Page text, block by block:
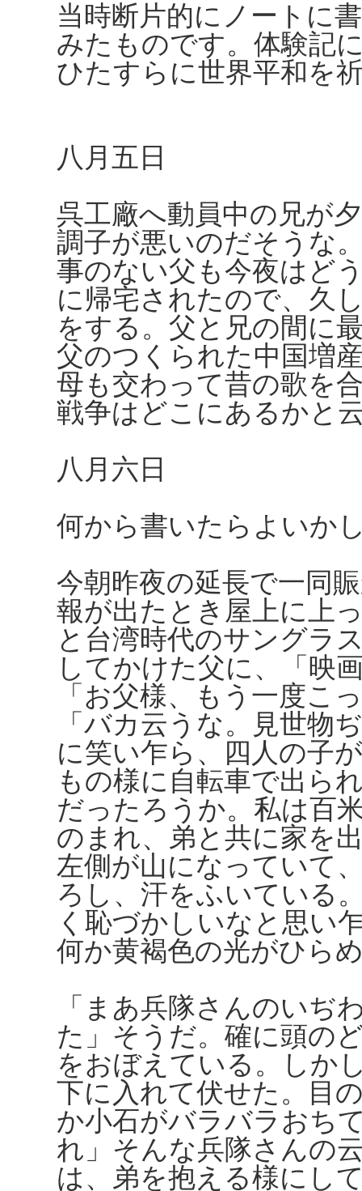
当時断片的にノートに
みたものです。体験記
ひたすらに世界平和を
八月五日
呉工廠へ動員中の兄が
調子が悪いのだそうな
事のない父も今夜はど
に帰宅されたので、久
をする。父と兄の間に
父のつくられた中国増
母も交わって昔の歌を
戦争はどこにあるかと
八月六日
何から書いたらよいか
今朝昨夜の延長で一同
報が出たとき屋上に上
と台湾時代のサングラ
してかけた父に、「映
「お父様、もう一度こ
「バカ云うな。見世物
に笑い乍ら、四人の子
もの様に自転車で出ら
だったろうか。私は百
のまれ、弟と共に家を
左側が山になっていて
ろし、汗をふいている
く恥づかしいなと思い
何か黄褐色の光がひら
「まあ兵隊さんのいぢ
た」そうだ。確に頭の
をおぼえている。しか
下に入れて伏せた。目
か小石がバラバラおち
れ」そんな兵隊さんの
は、弟を抱える様にし